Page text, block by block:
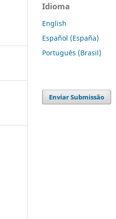
Idioma
English
Español (España)
Português (Brasil)
Enviar Submissão